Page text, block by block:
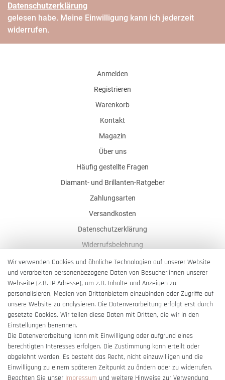
Daten­schutz­erklärung
gelesen habe. Meine Einwilligung kann ich jederzeit
widerrufen.
Anmelden
Registrieren
Warenkorb
Kontakt
Magazin
Über uns
Häufig gestellte Fragen
Diamant- und Brillanten-Ratgeber
Zahlungsarten
Versandkosten
Datenschutzerklärung
Widerrufsbelehrung
AGB
Impressum
Barrierefreiheitserklärung
Vertrag widerrufen
Wir verwenden Cookies und ähnliche Technologien auf unserer Website
und verarbeiten personenbezogene Daten von Besucher:innen unserer
Webseite (z.B. IP-Adresse), um z.B. Inhalte und Anzeigen zu
personalisieren, Medien von Drittanbietern einzubinden oder Zugriffe auf
unsere Website zu analysieren. Die Datenverarbeitung erfolgt erst durch
gesetzte Cookies. Wir teilen diese Daten mit Dritten, die wir in den
Einstellungen benennen.
Die Datenverarbeitung kann mit Einwilligung oder aufgrund eines
berechtigten Interesses erfolgen. Die Zustimmung kann erteilt oder
abgelehnt werden. Es besteht das Recht, nicht einzuwilligen und die
Einwilligung zu einem späteren Zeitpunkt zu ändern oder zu widerrufen.
Beachten Sie unser Impressum und weitere Hinweise zur Verwendung